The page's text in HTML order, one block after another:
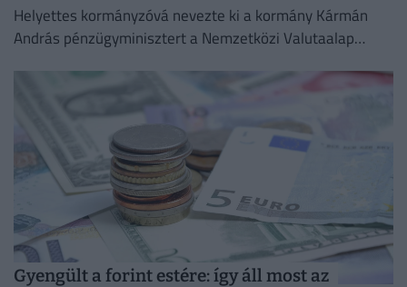
Helyettes kormányzóvá nevezte ki a kormány Kármán
András pénzügyminisztert a Nemzetközi Valutaalap
Gyengült a forint estére: így áll most az